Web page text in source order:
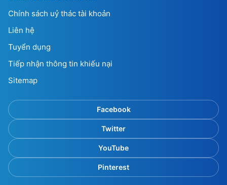
Chính sách uỷ thác tài khoản
Liên hệ
Tuyển dụng
Tiếp nhận thông tin khiếu nại
Sitemap
Facebook
Twitter
YouTube
Pinterest